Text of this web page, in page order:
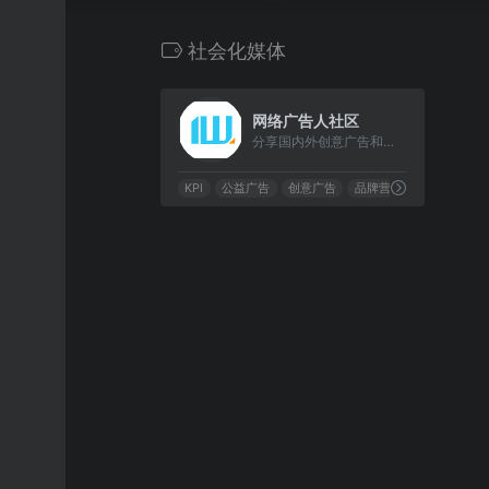
社会化媒体
网络广告人社区
分享国内外创意广告和网络营销及市场营销案例
KPI 公益广告 创意广告 品牌营销案例